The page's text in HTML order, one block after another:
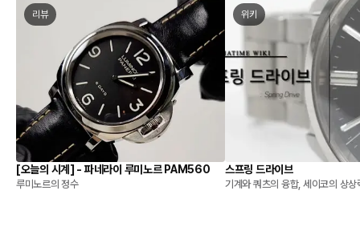
리뷰
[오늘의 시계] - 파네라이 루미노르 PAM560
루미노르의 정수
위키
스프링 드라이브
기계와 쿼츠의 융합, 세이코의 상상